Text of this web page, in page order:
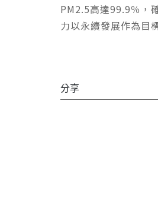
PM2.5高達99.9％，
力以永續發展作為目
分享